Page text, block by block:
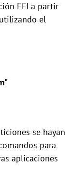
EFI a partir
el
se hayan
para
aplicaciones